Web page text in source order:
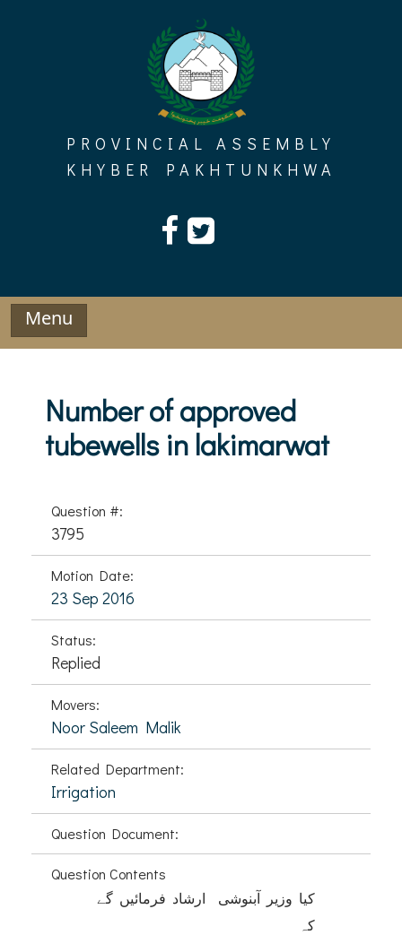
PROVINCIAL ASSEMBLY
KHYBER PAKHTUNKHWA
Menu
Number of approved
tubewells in lakimarwat
Question #:
3795
Motion Date:
23 Sep 2016
Status:
Replied
Movers:
Noor Saleem Malik
Related Department:
Irrigation
Question Document:
Question Contents
کیا وزیر آبنوشی ارشاد فرمائیں گے
کہ